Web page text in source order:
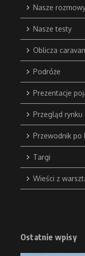
Nasze
Nasze testy
Oblicza
Podróże
Prezentacje
Przegląd rynku
Przewodnik po
Targi
Wieści z
Ostatnie wpisy